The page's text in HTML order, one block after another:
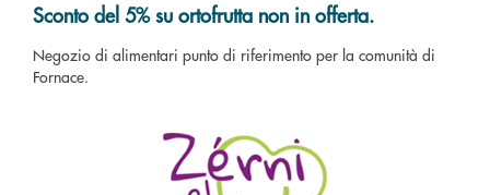
Sconto del 5% su ortofrutta non in offerta.
Negozio di alimentari punto di riferimento per la comunità di
Fornace.